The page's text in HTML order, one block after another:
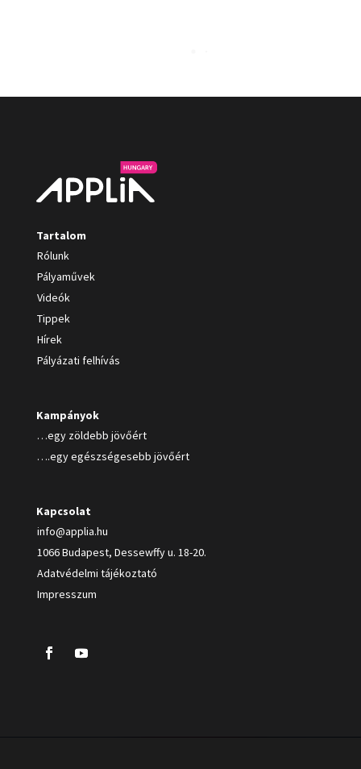
Tartalom
Rólunk
Pályaművek
Videók
Tippek
Hírek
Pályázati felhívás
Kampányok
…egy zöldebb jövőért
….egy egészségesebb jövőért
Kapcsolat
info@applia.hu
1066 Budapest, Dessewffy u. 18-20.
Adatvédelmi tájékoztató
Impresszum